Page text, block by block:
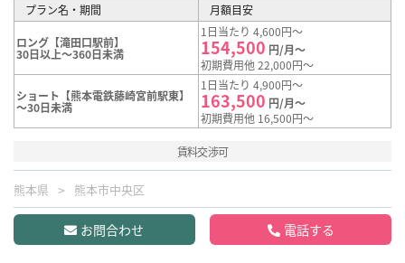
プラン名・期間 月額目安
ロング【滝田口駅前】
30日以上～360日未満
1日当たり 4,600円～
154,500 円/月～
初期費用他 22,000円～
ショート【熊本電鉄藤崎宮前駅東】
～30日未満
1日当たり 4,900円～
163,500 円/月～
初期費用他 16,500円～
賃料交渉可
熊本県 熊本市中央区
お問合わせ 電話する